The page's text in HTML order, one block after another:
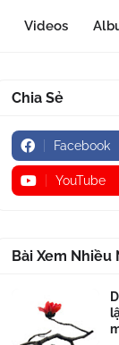
Videos
Chia Sẻ
Facebook
YouTube
Bài Xem Nhiều